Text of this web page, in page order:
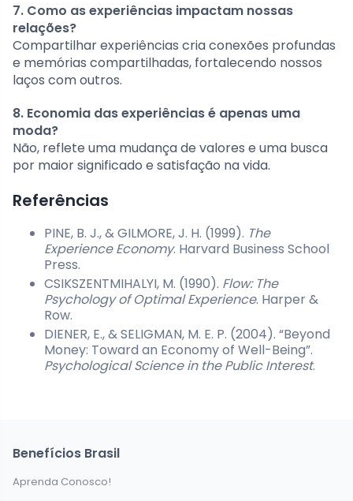
7. Como as experiências impactam nossas
relações?
Compartilhar experiências cria conexões profundas
e memórias compartilhadas, fortalecendo nossos
laços com outros.
8. Economia das experiências é apenas uma
moda?
Não, reflete uma mudança de valores e uma busca
por maior significado e satisfação na vida.
Referências
PINE, B. J., & GILMORE, J. H. (1999). The
Experience Economy. Harvard Business School
Press.
CSIKSZENTMIHALYI, M. (1990). Flow: The
Psychology of Optimal Experience. Harper &
Row.
DIENER, E., & SELIGMAN, M. E. P. (2004). “Beyond
Money: Toward an Economy of Well-Being”.
Psychological Science in the Public Interest.
Benefícios Brasil
Aprenda Conosco!